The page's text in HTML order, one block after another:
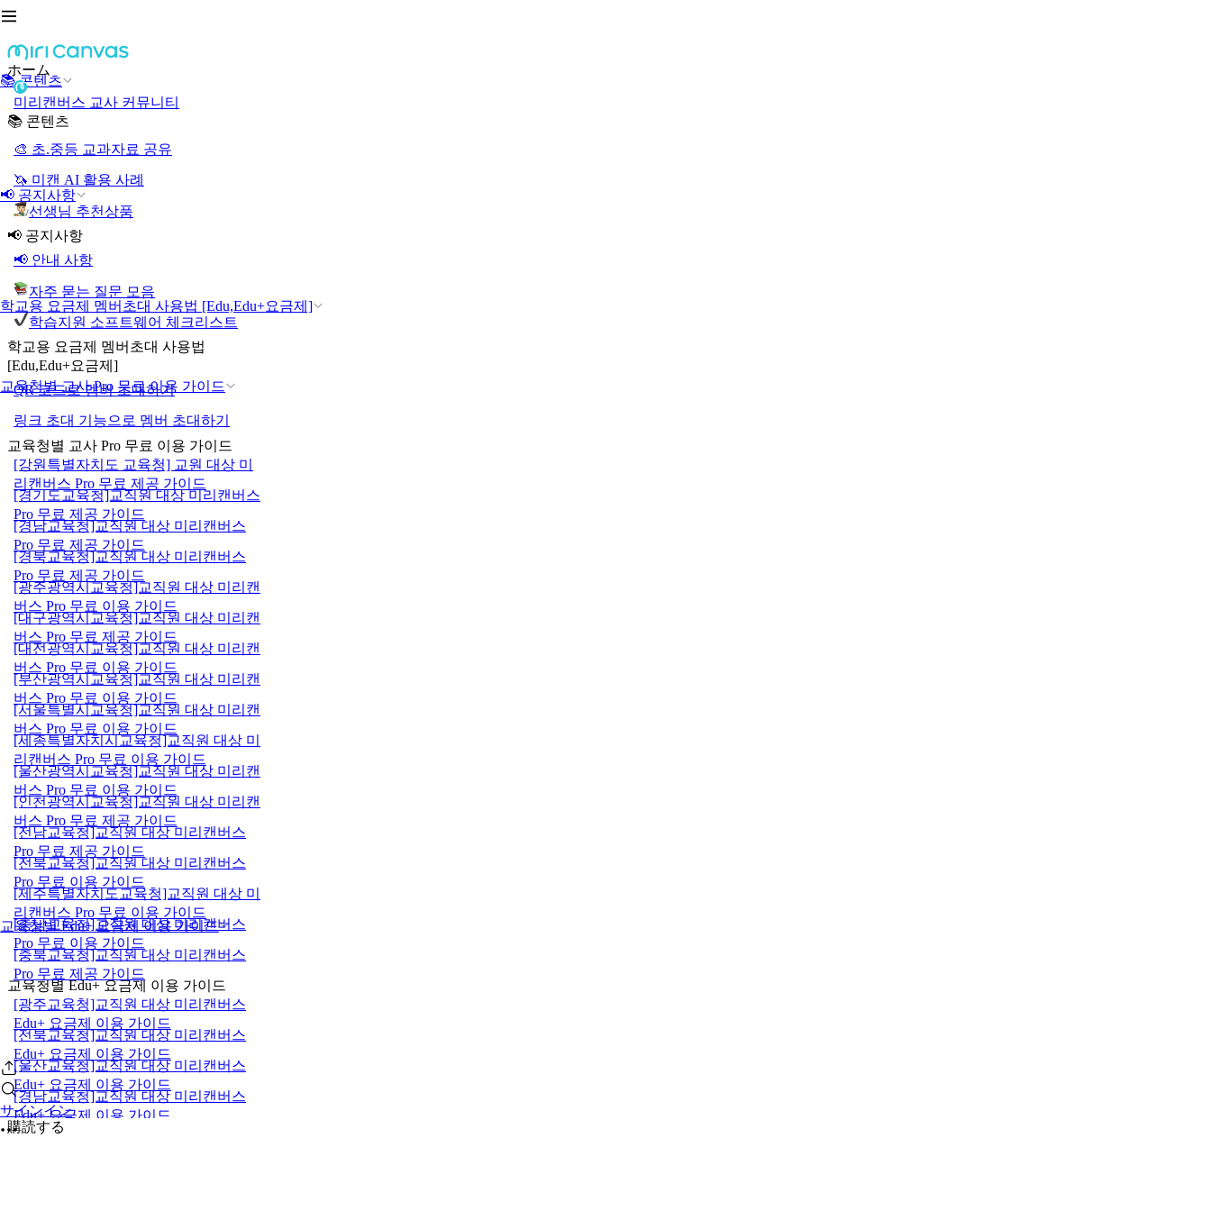
📚 콘텐츠
📢 공지사항
학교용 요금제 멤버초대 사용법 [Edu,Edu+요금제]
교육청별 교사 Pro 무료 이용 가이드
교육청별 Edu+ 요금제 이용 가이드
サインイン
ホーム
미리캔버스 교사 커뮤니티
📚 콘텐츠
🎨 초.중등 교과자료 공유
🦄 미캔 AI 활용 사례
선생님 추천상품
📢 공지사항
📢 안내 사항
자주 묻는 질문 모음
학습지원 소프트웨어 체크리스트
학교용 요금제 멤버초대 사용법
[Edu,Edu+요금제]
QR 코드로 멤버 초대하기
링크 초대 기능으로 멤버 초대하기
교육청별 교사 Pro 무료 이용 가이드
[강원특별자치도 교육청] 교원 대상 미
리캔버스 Pro 무료 제공 가이드
[경기도교육청]교직원 대상 미리캔버스
Pro 무료 제공 가이드
[경남교육청]교직원 대상 미리캔버스
Pro 무료 제공 가이드
[경북교육청]교직원 대상 미리캔버스
Pro 무료 제공 가이드
[광주광역시교육청]교직원 대상 미리캔
버스 Pro 무료 이용 가이드
[대구광역시교육청]교직원 대상 미리캔
버스 Pro 무료 제공 가이드
[대전광역시교육청]교직원 대상 미리캔
버스 Pro 무료 이용 가이드
[부산광역시교육청]교직원 대상 미리캔
버스 Pro 무료 이용 가이드
[서울특별시교육청]교직원 대상 미리캔
버스 Pro 무료 이용 가이드
[세종특별자치시교육청]교직원 대상 미
리캔버스 Pro 무료 이용 가이드
[울산광역시교육청]교직원 대상 미리캔
버스 Pro 무료 이용 가이드
[인천광역시교육청]교직원 대상 미리캔
버스 Pro 무료 제공 가이드
[전남교육청]교직원 대상 미리캔버스
Pro 무료 제공 가이드
[전북교육청]교직원 대상 미리캔버스
Pro 무료 이용 가이드
[제주특별자치도교육청]교직원 대상 미
리캔버스 Pro 무료 이용 가이드
[충남교육청]교직원 대상 미리캔버스
Pro 무료 이용 가이드
[충북교육청]교직원 대상 미리캔버스
Pro 무료 제공 가이드
교육청별 Edu+ 요금제 이용 가이드
[광주교육청]교직원 대상 미리캔버스
Edu+ 요금제 이용 가이드
[전북교육청]교직원 대상 미리캔버스
Edu+ 요금제 이용 가이드
[울산교육청]교직원 대상 미리캔버스
Edu+ 요금제 이용 가이드
[경남교육청]교직원 대상 미리캔버스
Edu+ 요금제 이용 가이드
購読する